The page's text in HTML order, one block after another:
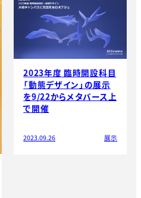
2023年度 臨時開設科目
「動態デザイン」の展示
を9/22からメタバース上
で開催
2023.09.26 展示